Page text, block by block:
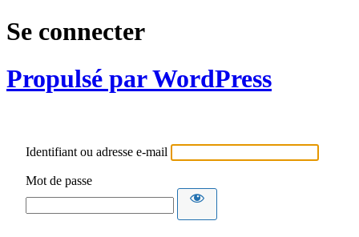
Se connecter
Propulsé par WordPress
Identifiant ou adresse e-mail
Mot de passe